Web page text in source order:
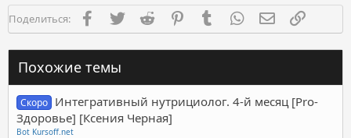
Поделиться: FacebookTwitter Reddit PinterestTumblr WhatsAppЭлектронная
Похожие темы
Скоро Интегративный нутрициолог. 4-й месяц [Pro-
Здоровье] [Ксения Черная]
Bot Kursoff.net